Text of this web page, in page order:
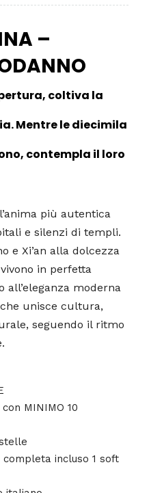
–
coltiva la
Mentre le diecimila
contempla il loro
più autentica
e silenzi di templi.
e Xi’an alla dolcezza
in perfetta
moderna
unisce cultura,
seguendo il ritmo
MINIMO 10
incluso 1 soft